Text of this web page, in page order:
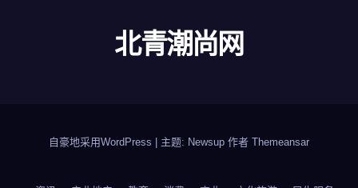
北青潮尚网
自豪地采用WordPress 主题: Newsup 作者 Themeansar